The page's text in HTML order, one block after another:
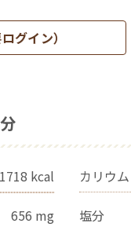
グイン）
1718 kcal カリウム
656 mg 塩分